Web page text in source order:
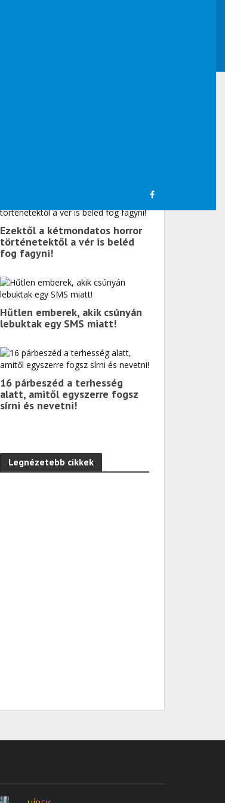
Ezektől a kétmondatos horror
történetektől a vér is beléd
fog fagyni!
Hűtlen emberek, akik csúnyán
lebuktak egy SMS miatt!
16 párbeszéd a terhesség
alatt, amitől egyszerre fogsz
sírni és nevetni!
Legnézetebb cikkek